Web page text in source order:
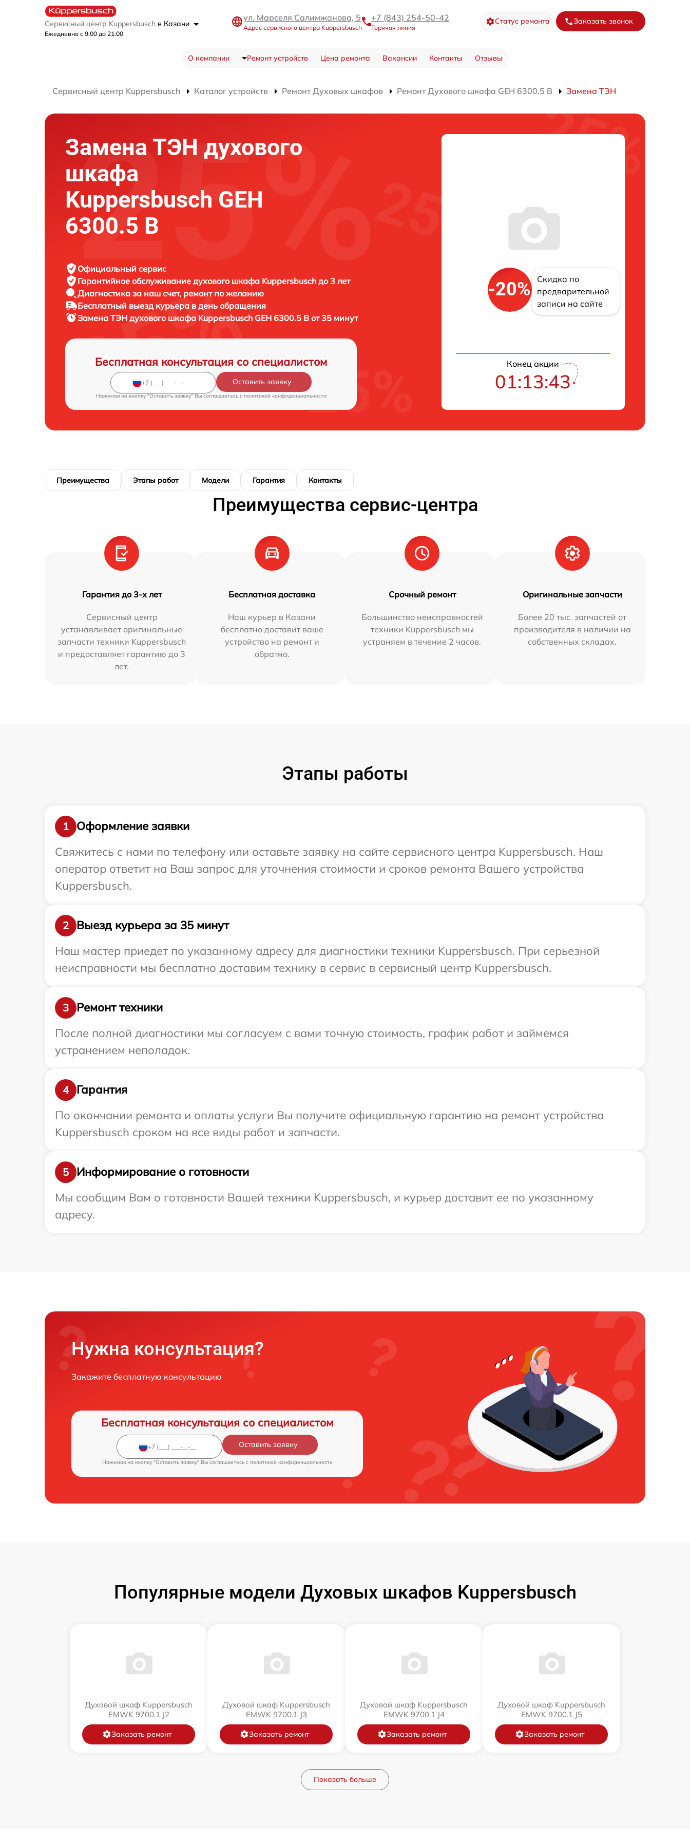
Сервисный центр Kuppersbusch в Казани
Ежедневно с 9:00 до 21:00
ул. Марселя Салимжанова, 5
Адрес сервисного центра Kuppersbusch
+7 (843) 254-50-42
Горячая линия
Статус ремонта Заказать звонок
О компании Ремонт устройств Цена ремонта Вакансии Контакты Отзывы
Сервисный центр Kuppersbusch Каталог устройств Ремонт Духовых шкафов Ремонт Духового шкафа GEH 6300.5 B Замена ТЭН
Замена ТЭН духового
шкафа
Kuppersbusch GEH
6300.5 B
Официальный сервис
Гарантийное обслуживание духового шкафа Kuppersbusch до 3 лет
Диагностика за наш счет, ремонт по желанию
Бесплатный выезд курьера в день обращения
Замена ТЭН духового шкафа Kuppersbusch GEH 6300.5 B от 35 минут
Бесплатная консультация со специалистом
Оставить заявку
Нажимая на кнопку "Оставить заявку" Вы соглашаетесь c политикой конфиденциальности
-20%
Скидка по
предварительной
записи на сайте
Конец акции
01:13:42
Преимущества Этапы работ Модели Гарантия Контакты
Преимущества сервис-центра
Гарантия до 3-х лет
Сервисный центр
устанавливает оригинальные
запчасти техники Kuppersbusch
и предоставляет гарантию до 3
лет.
Бесплатная доставка
Наш курьер в Казани
бесплатно доставит ваше
устройство на ремонт и
обратно.
Срочный ремонт
Большинство неисправностей
техники Kuppersbusch мы
устраняем в течение 2 часов.
Оригинальные запчасти
Более 20 тыс. запчастей от
производителя в наличии на
собственных складах.
Этапы работы
1
Оформление заявки
Свяжитесь с нами по телефону или оставьте заявку на сайте сервисного центра Kuppersbusch. Наш
оператор ответит на Ваш запрос для уточнения стоимости и сроков ремонта Вашего устройства
Kuppersbusch.
2
Выезд курьера за 35 минут
Наш мастер приедет по указанному адресу для диагностики техники Kuppersbusch. При серьезной
неисправности мы бесплатно доставим технику в сервис в сервисный центр Kuppersbusch.
3
Ремонт техники
После полной диагностики мы согласуем с вами точную стоимость, график работ и займемся
устранением неполадок.
4
Гарантия
По окончании ремонта и оплаты услуги Вы получите официальную гарантию на ремонт устройства
Kuppersbusch сроком на все виды работ и запчасти.
5
Информирование о готовности
Мы сообщим Вам о готовности Вашей техники Kuppersbusch, и курьер доставит ее по указанному
адресу.
Нужна консультация?
Закажите бесплатную консультацию
Бесплатная консультация со специалистом
Оставить заявку
Нажимая на кнопку "Оставить заявку" Вы соглашаетесь c политикой конфиденциальности
Популярные модели Духовых шкафов Kuppersbusch
Духовой шкаф Kuppersbusch
EMWK 9700.1 J2
Заказать ремонт
Духовой шкаф Kuppersbusch
EMWK 9700.1 J3
Заказать ремонт
Духовой шкаф Kuppersbusch
EMWK 9700.1 J4
Заказать ремонт
Духовой шкаф Kuppersbusch
EMWK 9700.1 J5
Заказать ремонт
Показать больше